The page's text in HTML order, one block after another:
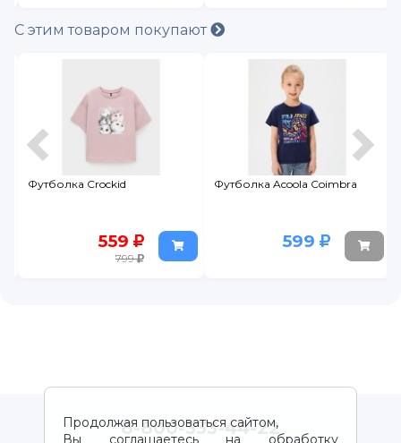
С этим товаром покупают
Футболка Crockid
559
799
Футболка Acoola Coimbra
599
Продолжая пользоваться сайтом,
Вы соглашаетесь на обработку
8-800-333-44-22